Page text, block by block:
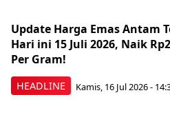
HEADLINE
Update Harga Emas Antam
Hari ini 15 Juli 2026, Naik
Per Gram!
Kamis, 16 Jul 2026 -